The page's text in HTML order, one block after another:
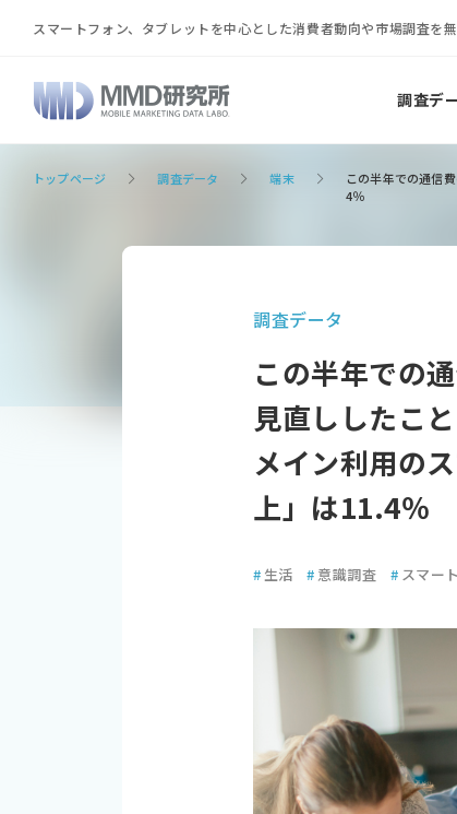
スマートフォン、タブレットを中心とした消費者動向や市場調査を
調査デ
トップページ 調査データ 端末
この半年での通信
4％
調査データ
この半年での
見直ししたこ
メイン利用の
上」は11.4％
# 生活 # 意識調査 # スマー